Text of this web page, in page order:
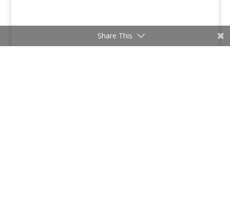
Share This